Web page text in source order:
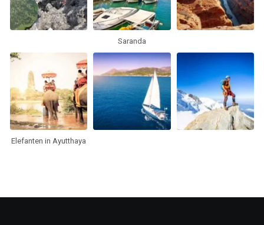
Saranda
Elefanten in Ayutthaya